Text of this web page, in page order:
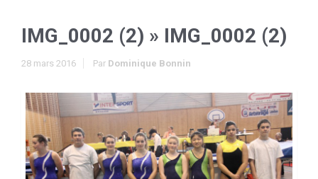
IMG_0002 (2) » IMG_0002 (2)
28 mars 2016 Par Dominique Bonnin